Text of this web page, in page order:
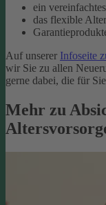
ein
das flexible
Auf unserer Infoseite
wir Sie zu allen
gerne dabei, die für
Mehr zu